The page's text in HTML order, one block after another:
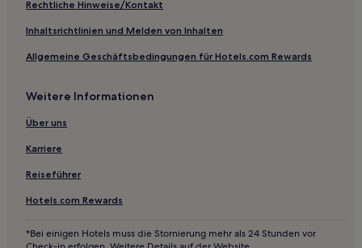
Sumiyoshi: Hotels
Hotels nahe Bahnhof Sakaishi
Hotels nahe Straßenbahnhaltestelle Sumiyoshitoriimae
Hotels nahe Tempel Shitenno-ji
Hotels nahe Glico-Leuchtreklame in Dotonbori
Hotels nahe Tamatsukuri Inari-Schrein
Hotels nahe Station Bishōen
Hotels nahe Tennoji Park
Rechtliche Hinweise/Kontakt
Inhaltsrichtlinien und Melden von Inhalten
Allgemeine Geschäftsbedingungen für Hotels.com Rewards
Weitere Informationen
Über uns
Karriere
Reiseführer
Hotels.com Rewards
*Bei einigen Hotels muss die Stornierung mehr als 24 Stunden vor